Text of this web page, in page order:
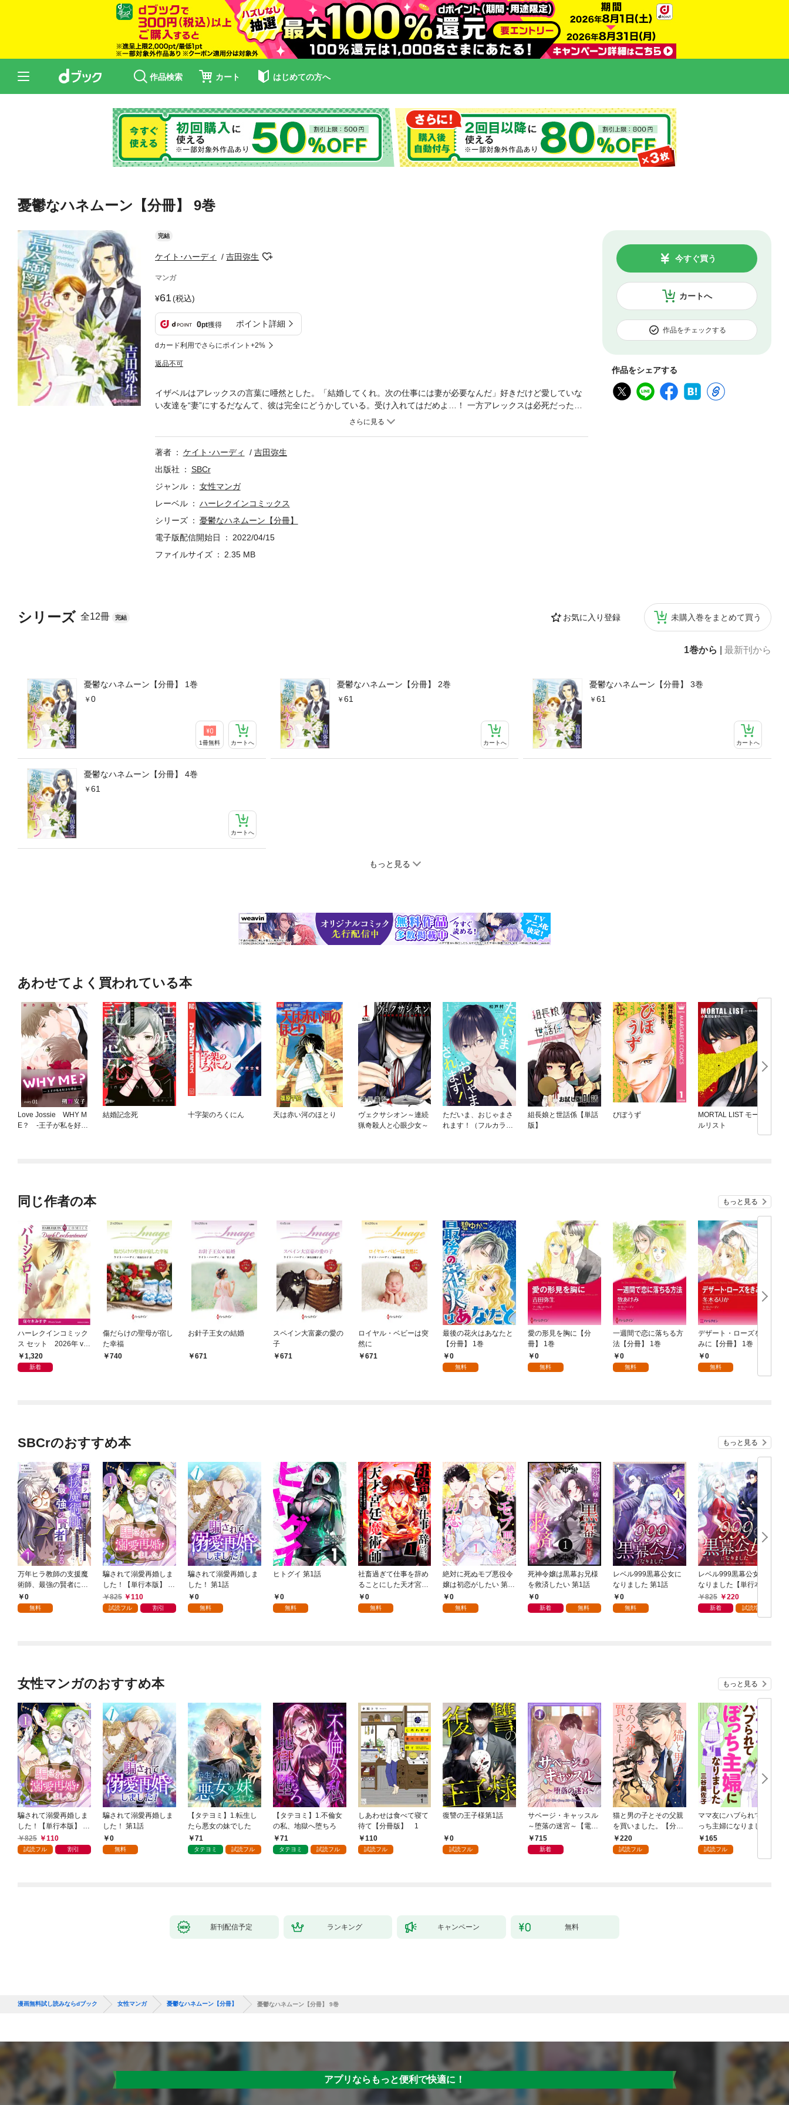
作品検索 カート はじめての方へ
憂鬱なハネムーン【分冊】 9巻
完結
ケイト･ハーディ 吉田弥生
マンガ
61(税込)
0pt獲得 ポイント詳細
dカード利用でさらにポイント+2%
返品不可
カートへ
今すぐ買う
作品をチェックする
作品をシェアする
シリーズ 全12冊 完結 お気に入り登録 未購入巻をまとめて買う
1巻から 最新刊から
憂鬱なハネムーン【分冊】 1巻
0
1冊無料 カートへ
憂鬱なハネムーン【分冊】 2巻
61
カートへ
憂鬱なハネムーン【分冊】 3巻
61
カートへ
憂鬱なハネムーン【分冊】 4巻
61
カートへ
もっと見る
イザベルはアレックスの言葉に唖然とした。「結婚してくれ。次の仕事には妻が必要なんだ」好きだけど愛していな
い友達を“妻”にするだなんて、彼は完全にどうかしている。受け入れてはだめよ…！ 一方アレックスは必死だった。
僕にはイザベルが必要だ。大好きな友達のイザベルなら信頼できるし、妻役も難なくこなしてくれるだろう。そもそ
著者 ケイト･ハーディ
吉田弥生
出版社
SBCr
ジャンル
女性マンガ
レーベル
ハーレクインコミックス
シリーズ
憂鬱なハネムーン【分冊】
電子版配信開始日
2022/04/15
ファイルサイズ
2.35 MB
あわせてよく買われている本
Love Jossie WHY M
E？ -王子が私を好き
結婚記念死 十字架のろくにん 天は赤い河のほとり
ヴェクサシオン～連続
猟奇殺人と心眼少女～
ただいま、おじゃまさ
れます！（フルカラ
組長娘と世話係【単話
版】
びぼうず
MORTAL LIST モータ
ルリスト
同じ作者の本 もっと見る
ハーレクインコミック
ス セット 2026年 vo
l.1013
1,320
新着
傷だらけの聖母が宿し
た幸福
740
お針子王女の結婚
671
スペイン大富豪の愛の
子
671
ロイヤル・ベビーは突
然に
671
最後の花火はあなたと
【分冊】 1巻
0
無料
愛の形見を胸に【分
冊】 1巻
0
無料
一週間で恋に落ちる方
法【分冊】 1巻
0
無料
デザート・ローズをき
みに【分冊】 1巻
0
無料
SBCrのおすすめ本 もっと見る
万年ヒラ教師の支援魔
術師、最強の賢者にな
る～不人気の支援魔術
師は給料泥棒だと魔術
0
無料
騙されて溺愛再婚しま
した！【単行本版】 1
巻825 110
試読フル 割引
騙されて溺愛再婚しま
した！ 第1話
0
無料
ヒトグイ 第1話
0
無料
社畜過ぎて仕事を辞め
ることにした天才宮廷
魔術師～辺境の地でス
ローライフを夢見る
0
無料
絶対に死ぬモブ悪役令
嬢は初恋がしたい 第1
話0
無料
死神令嬢は黒幕お兄様
を救済したい 第1話
0
新着 無料
レベル999黒幕公女に
なりました 第1話
0
無料
レベル999黒幕公女に
なりました【単行本
版】 1巻
825 220
新着 試読増量
女性マンガのおすすめ本 もっと見る
騙されて溺愛再婚しま
した！【単行本版】 1
巻825 110
試読フル 割引
騙されて溺愛再婚しま
した！ 第1話
0
無料
【タテヨミ】1.転生し
たら悪女の妹でした
71
タテヨミ 試読フル
【タテヨミ】1.不倫女
の私、地獄へ堕ちろ
71
タテヨミ 試読フル
しあわせは食べて寝て
待て【分冊版】 1
110
試読フル
復讐の王子様第1話
0
試読フル
サベージ・キャッスル
～堕落の迷宮～【電子
単行本版】 第1巻
715
新着
猫と男の子とその父親
を買いました。【分冊
版】 1
220
試読フル
ママ友にハブられてぼ
っち主婦になりました
【分冊版】 1
165
試読フル
新刊配信予定 ランキング キャンペーン 無料
漫画無料試し読みならdブック 女性マンガ 憂鬱なハネムーン【分冊】 憂鬱なハネムーン【分冊】 9巻
アプリならもっと便利で快適に！